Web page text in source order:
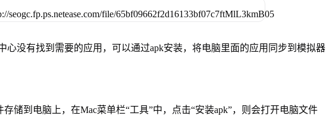
心没有找到需要的应用，可以通过apk安装，将电脑里面的应用同步到模拟器
存储到电脑上，在Mac菜单栏“工具”中，点击“安装apk”，则会打开电脑文件